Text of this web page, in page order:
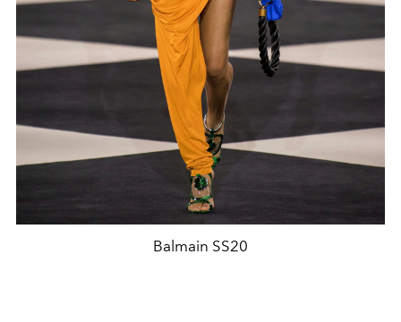
Balmain SS20